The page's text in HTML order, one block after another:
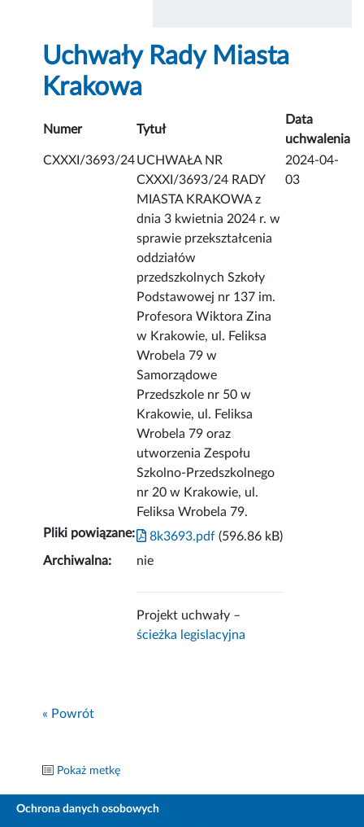
Uchwały Rady Miasta
Krakowa
Numer Tytuł
Data
uchwalenia
CXXXI/3693/24UCHWAŁA NR
CXXXI/3693/24 RADY
MIASTA KRAKOWA z
dnia 3 kwietnia 2024 r. w
sprawie przekształcenia
oddziałów
przedszkolnych Szkoły
Podstawowej nr 137 im.
Profesora Wiktora Zina
w Krakowie, ul. Feliksa
Wrobela 79 w
Samorządowe
Przedszkole nr 50 w
Krakowie, ul. Feliksa
Wrobela 79 oraz
utworzenia Zespołu
Szkolno-Przedszkolnego
nr 20 w Krakowie, ul.
Feliksa Wrobela 79.
2024-04-
03
Pliki powiązane: 8k3693.pdf (596.86 kB)
Archiwalna:
nie
Projekt uchwały –
ścieżka legislacyjna
« Powrót
Pokaż metkę
Ochrona danych osobowych